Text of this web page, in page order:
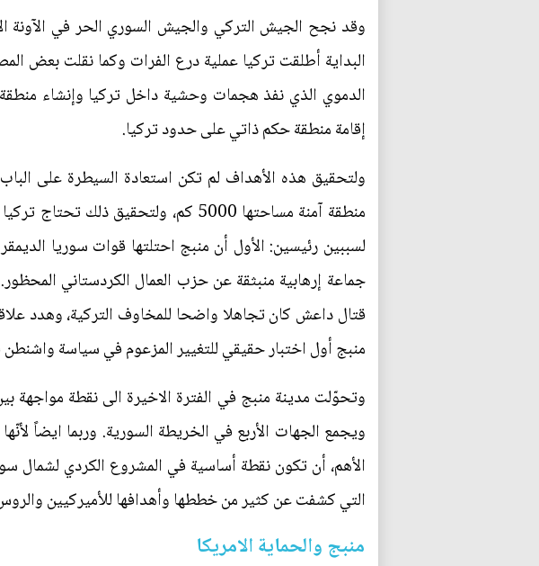
وقد نجح الجيش التركي والجيش السوري الحر في الآونة
البداية أطلقت تركيا عملية درع الفرات وكما نقلت بعض
الدموي الذي نفذ هجمات وحشية داخل تركيا وإنشاء
إقامة منطقة حكم ذاتي على حدود تركيا.
ولتحقيق هذه الأهداف لم تكن استعادة السيطرة على
منطقة آمنة مساحتها 5000 كم،
لسببين رئيسين: الأول أن منبج احتلتها قوات سوريا
جماعة إرهابية منبثقة عن حزب العمال الكردستاني
قتال داعش كان تجاهلا واضحا للمخاوف التركية، وهدد
منبج أول اختبار حقيقي للتغيير المزعوم في سياسة
وتحوّلت مدينة منبج في الفترة الاخيرة الى نقطة
ويجمع الجهات الأربع في الخريطة السورية. وربما ايضاً
الأهم، أن تكون نقطة أساسية في المشروع الكردي لشمال
التي كشفت عن كثير من خططها وأهدافها للأميركيين
منبج والحماية الامريكا